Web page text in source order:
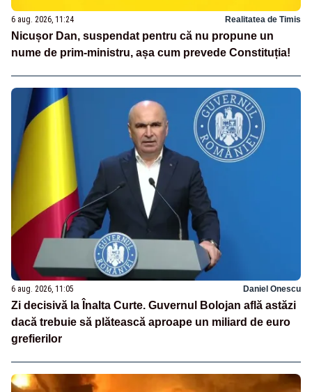
6 aug. 2026, 11:24 Realitatea de Timis
Nicușor Dan, suspendat pentru că nu propune un
nume de prim-ministru, așa cum prevede Constituția!
6 aug. 2026, 11:05 Daniel Onescu
Zi decisivă la Înalta Curte. Guvernul Bolojan află astăzi
dacă trebuie să plătească aproape un miliard de euro
grefierilor